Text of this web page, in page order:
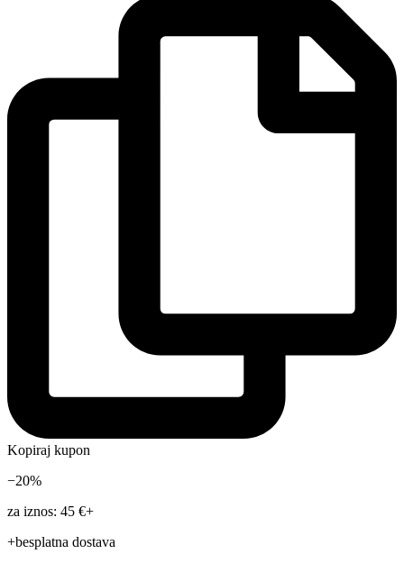
Kopiraj kupon
−20%
za iznos: 45 €+
+besplatna dostava